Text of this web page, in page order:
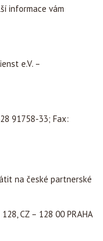
informace vám
e.V. –
91758-33; Fax:
na české partnerské
CZ – 128 00 PRAHA